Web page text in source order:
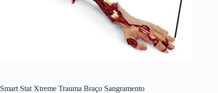
Smart Stat Xtreme Trauma Braço Sangramento